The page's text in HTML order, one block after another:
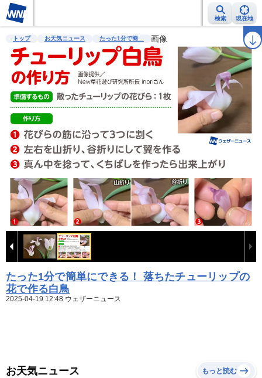
検索 現在地
雨雲レーダー 台風情報 地震情報 警報・注意報 ラ
トップ お天気ニュース たった1分で簡… 画像
たった1分で簡単にできる！ 落ちたチューリップの
花で作る白鳥
2025-04-19 12:48 ウェザーニュース
お天気ニュース もっと読む